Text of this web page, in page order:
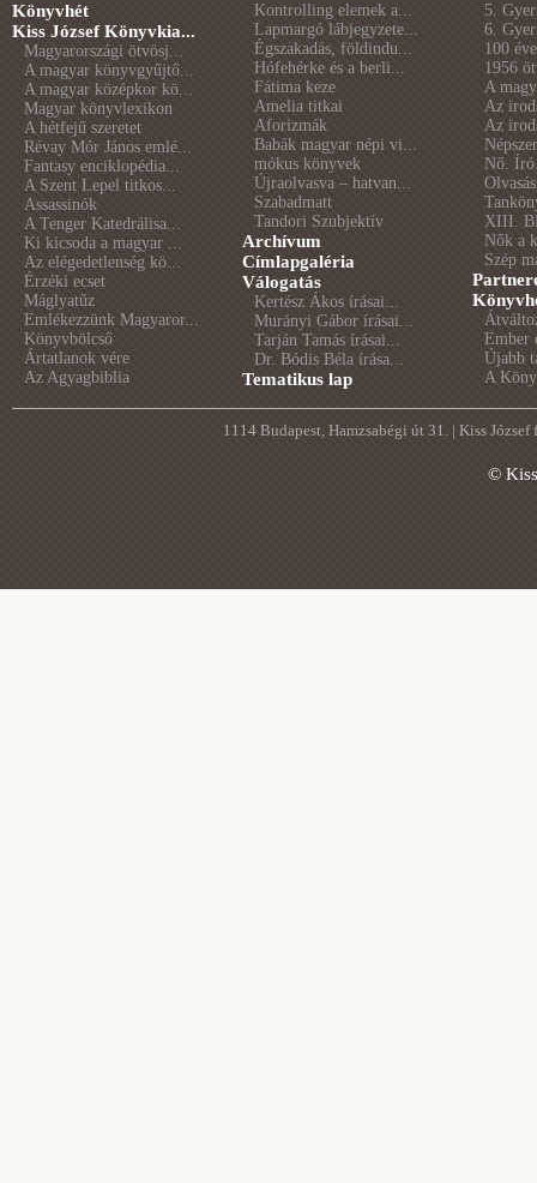
Könyvhét
Kiss József Könyvkia...
Magyarországi ötvösj...
A magyar könyvgyűjtő...
A magyar középkor kö...
Magyar könyvlexikon
A hétfejű szeretet
Révay Mór János emlé...
Fantasy enciklopédia...
A Szent Lepel titkos...
Assassinók
A Tenger Katedrálisa...
Ki kicsoda a magyar ...
Az elégedetlenség kö...
Érzéki ecset
Máglyatűz
Emlékezzünk Magyaror...
Könyvbölcső
Ártatlanok vére
Az Agyagbiblia
Kontrolling elemek a...
Lapmargó lábjegyzete...
Égszakadás, földindu...
Hófehérke és a berli...
Fátima keze
Amelia titkai
Aforizmák
Babák magyar népi vi...
mókus könyvek
Újraolvasva – hatvan...
Szabadmatt
Tandori Szubjektív
Archívum
Címlapgaléria
Válogatás
Kertész Ákos írásai...
Murányi Gábor írásai...
Tarján Tamás írásai...
Dr. Bódis Béla írása...
Tematikus lap
5.
6.
100
1956
A
Az
Az
Nő.
XIII.
Nők a
Szép
Ember
Újabb
A
1114 Budapest, Hamzsabégi út 31. | Kiss
©